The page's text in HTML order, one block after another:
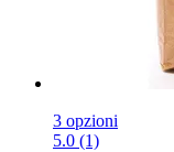
3 opzioni
5.0 (1)